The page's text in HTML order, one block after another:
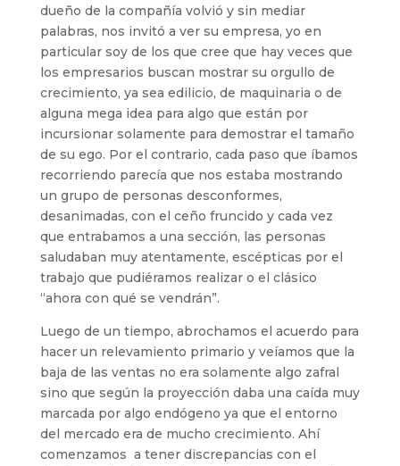
dueño de la compañía volvió y sin mediar
palabras, nos invitó a ver su empresa, yo en
particular soy de los que cree que hay veces que
los empresarios buscan mostrar su orgullo de
crecimiento, ya sea edilicio, de maquinaria o de
alguna mega idea para algo que están por
incursionar solamente para demostrar el tamaño
de su ego. Por el contrario, cada paso que íbamos
recorriendo parecía que nos estaba mostrando
un grupo de personas desconformes,
desanimadas, con el ceño fruncido y cada vez
que entrabamos a una sección, las personas
saludaban muy atentamente, escépticas por el
trabajo que pudiéramos realizar o el clásico
“ahora con qué se vendrán”.
Luego de un tiempo, abrochamos el acuerdo para
hacer un relevamiento primario y veíamos que la
baja de las ventas no era solamente algo zafral
sino que según la proyección daba una caída muy
marcada por algo endógeno ya que el entorno
del mercado era de mucho crecimiento. Ahí
comenzamos a tener discrepancias con el